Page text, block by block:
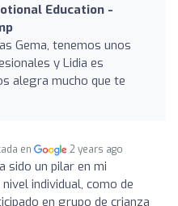
Education -
Gema, tenemos unos
y Lidia es
alegra mucho que te
en 2 years ago
sido un pilar en mi
individual, como de
en grupo de crianza